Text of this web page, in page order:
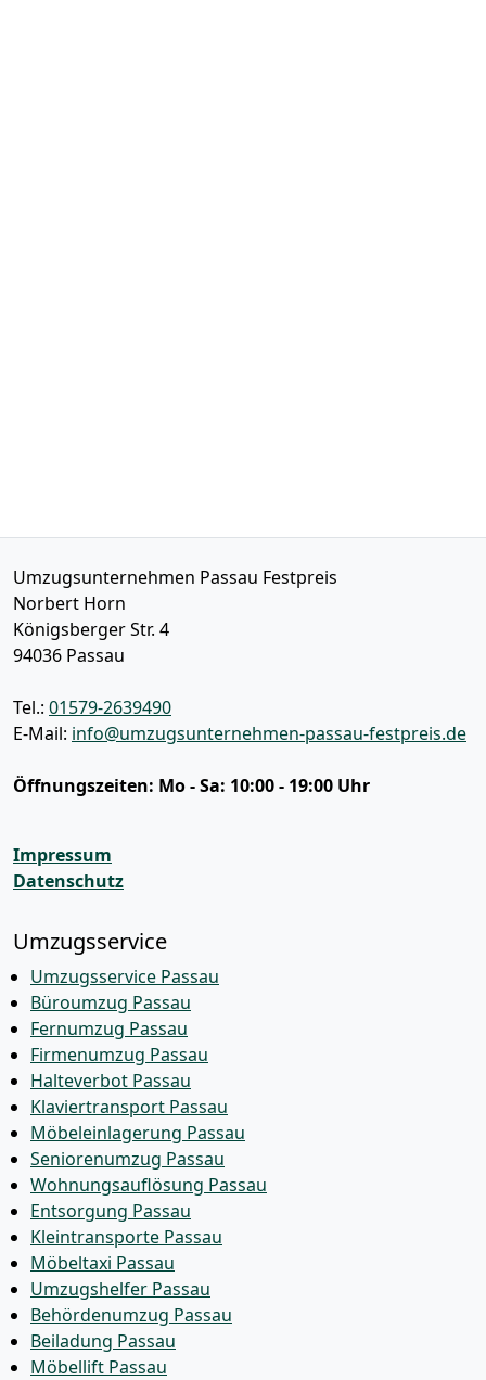
Umzugsunternehmen Passau Festpreis
Norbert Horn
Königsberger Str. 4
94036 Passau
Tel.: 01579-2639490
E-Mail: info@umzugsunternehmen-passau-festpreis.de
Öffnungszeiten: Mo - Sa: 10:00 - 19:00 Uhr
Impressum
Datenschutz
Umzugsservice
Umzugsservice Passau
Büroumzug Passau
Fernumzug Passau
Firmenumzug Passau
Halteverbot Passau
Klaviertransport Passau
Möbeleinlagerung Passau
Seniorenumzug Passau
Wohnungsauflösung Passau
Entsorgung Passau
Kleintransporte Passau
Möbeltaxi Passau
Umzugshelfer Passau
Behördenumzug Passau
Beiladung Passau
Möbellift Passau